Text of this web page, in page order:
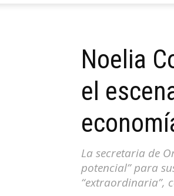
Noelia
el
La secretaria de
potencial” para
“extraordinaria”,